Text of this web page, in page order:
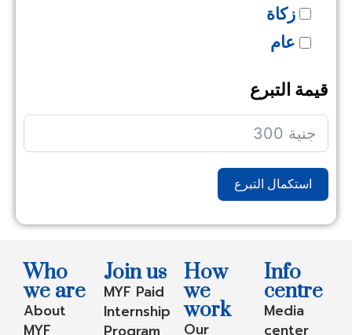
زكاة
عام
قيمة التبرع
استكمال التبرع
Who
we are
About
MYF
Join us
MYF Paid
Internship
How
we
work
Our
Info
centre
Media
center